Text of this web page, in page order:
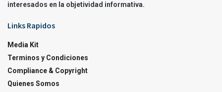
interesados en la objetividad informativa.
Links Rapidos
Media Kit
Terminos y Condiciones
Compliance & Copyright
Quienes Somos